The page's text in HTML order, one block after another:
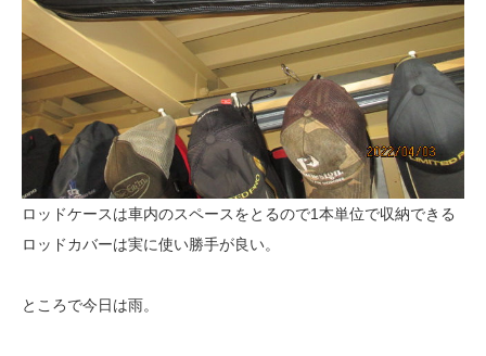
ロッドケースは車内のスペースをとるので1本単位で収納できる
ロッドカバーは実に使い勝手が良い。
ところで今日は雨。